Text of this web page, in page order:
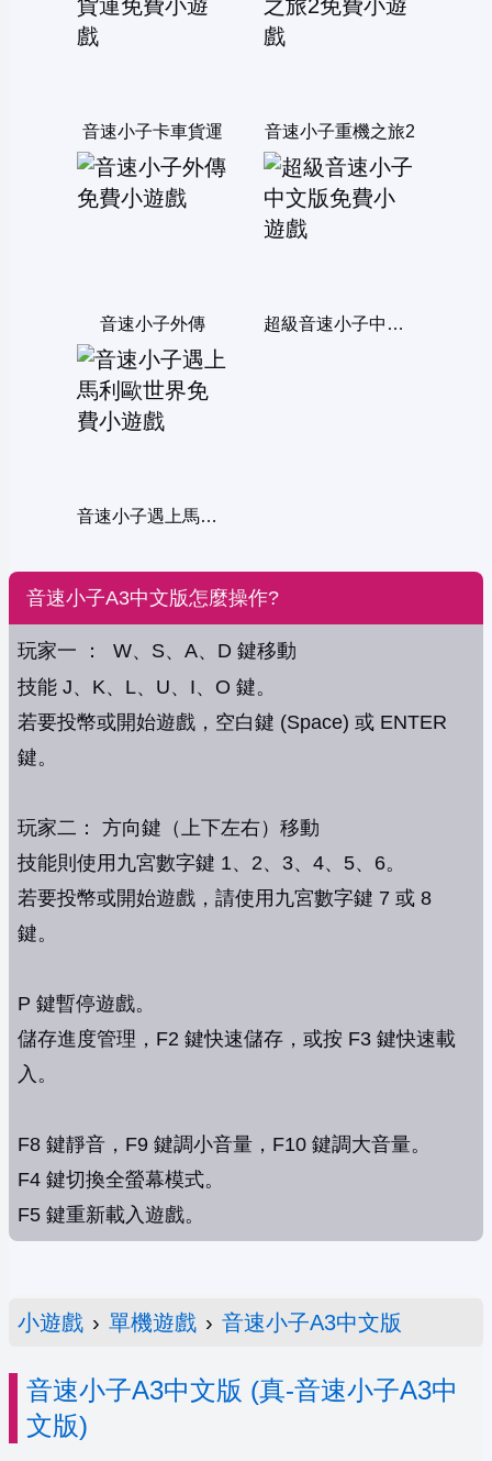
音速小子卡車貨運 音速小子重機之旅2
音速小子外傳 超級音速小子中文版
音速小子遇上馬利歐世界
音速小子A3中文版怎麼操作?
玩家一 ： W、S、A、D 鍵移動
技能 J、K、L、U、I、O 鍵。
若要投幣或開始遊戲，空白鍵 (Space) 或 ENTER
鍵。
玩家二： 方向鍵（上下左右）移動
技能則使用九宮數字鍵 1、2、3、4、5、6。
若要投幣或開始遊戲，請使用九宮數字鍵 7 或 8
鍵。
P 鍵暫停遊戲。
儲存進度管理，F2 鍵快速儲存，或按 F3 鍵快速載
入。
F8 鍵靜音，F9 鍵調小音量，F10 鍵調大音量。
F4 鍵切換全螢幕模式。
F5 鍵重新載入遊戲。
小遊戲 › 單機遊戲 › 音速小子A3中文版
音速小子A3中文版 (真-音速小子A3中
文版)